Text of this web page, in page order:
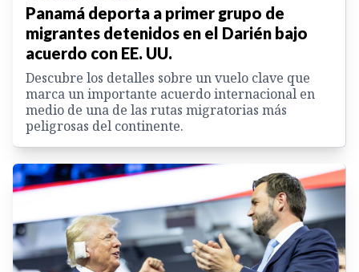
Panamá deporta a primer grupo de
migrantes detenidos en el Darién bajo
acuerdo con EE. UU.
Descubre los detalles sobre un vuelo clave que
marca un importante acuerdo internacional en
medio de una de las rutas migratorias más
peligrosas del continente.